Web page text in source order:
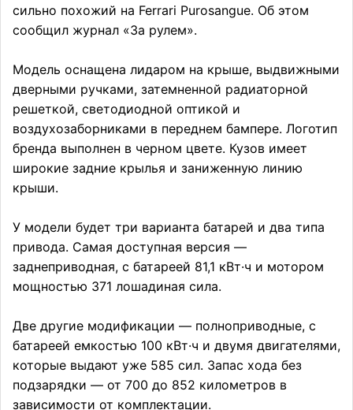
сильно похожий на Ferrari Purosangue. Об этом
сообщил журнал «За рулем».
Модель оснащена лидаром на крыше, выдвижными
дверными ручками, затемненной радиаторной
решеткой, светодиодной оптикой и
воздухозаборниками в переднем бампере. Логотип
бренда выполнен в черном цвете. Кузов имеет
широкие задние крылья и заниженную линию
крыши.
У модели будет три варианта батарей и два типа
привода. Самая доступная версия —
заднеприводная, с батареей 81,1 кВт·ч и мотором
мощностью 371 лошадиная сила.
Две другие модификации — полноприводные, с
батареей емкостью 100 кВт·ч и двумя двигателями,
которые выдают уже 585 сил. Запас хода без
подзарядки — от 700 до 852 километров в
зависимости от комплектации.